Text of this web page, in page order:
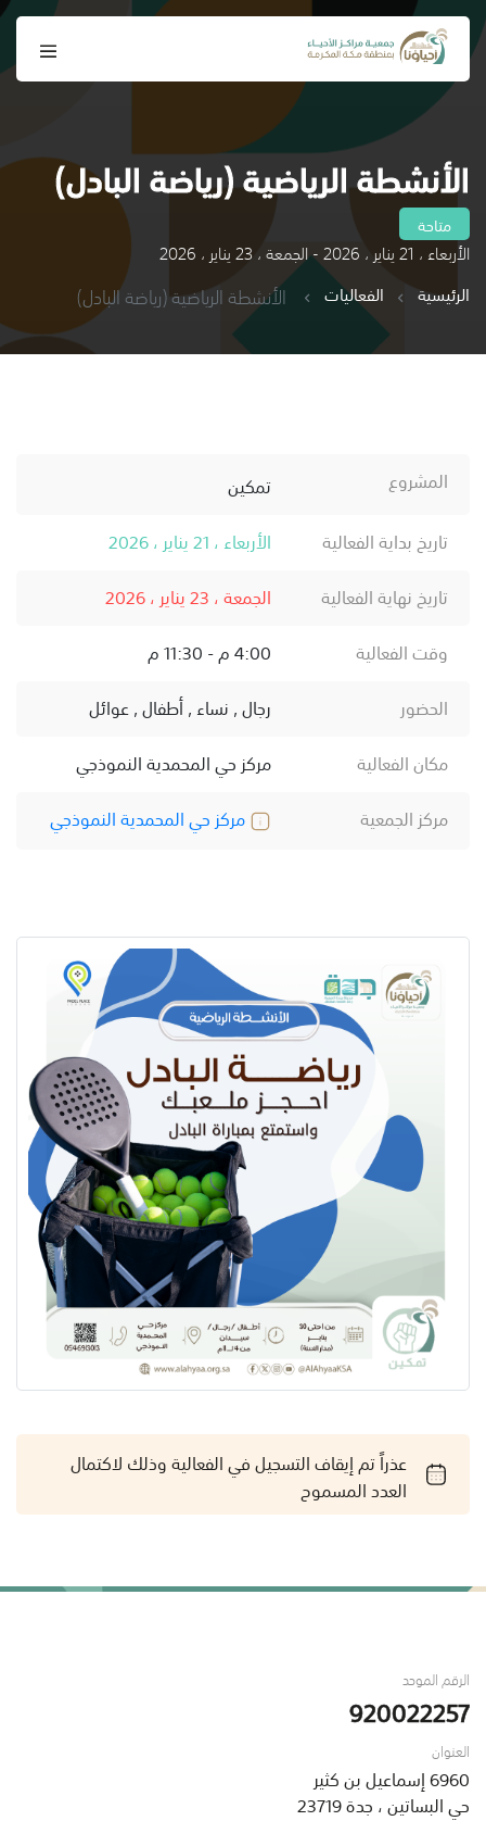
الأنشطة الرياضية (رياضة البادل)
متاحة
الأربعاء ، 21 يناير ، 2026 - الجمعة ، 23 يناير ، 2026
الرئيسية
الفعاليات الأنشطة الرياضية (رياضة البادل)
المشروع
تمكين
تاريخ بداية الفعالية
الأربعاء ، 21 يناير ، 2026
تاريخ نهاية الفعالية
الجمعة ، 23 يناير ، 2026
وقت الفعالية
4:00 م - 11:30 م
الحضور
رجال , نساء , أطفال , عوائل
مكان الفعالية
مركز حي المحمدية النموذجي
مركز الجمعية
مركز حي المحمدية النموذجي
عذراً تم إيقاف التسجيل في الفعالية وذلك لاكتمال
العدد المسموح
الرقم الموحد
920022257
العنوان
6960 إسماعيل بن كثير
حي البساتين ، جدة 23719